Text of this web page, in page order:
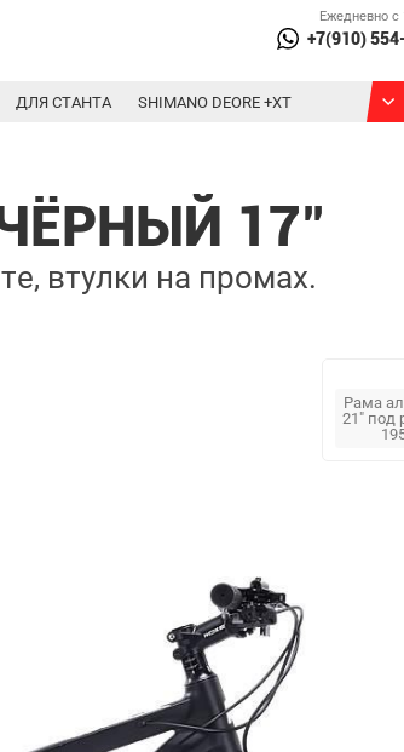
Ежедневно с
+7(910)
ДЛЯ СТАНТА SHIMANO DEORE +XT
ЧЁРНЫЙ 17"
втулки на промах.
Рама
21" под